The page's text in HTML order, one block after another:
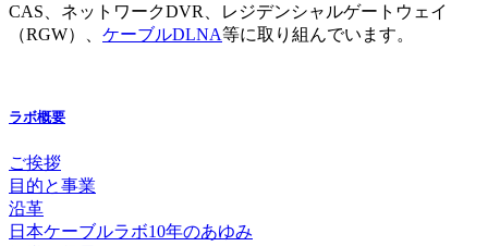
CAS、ネットワークDVR、レジデンシャルゲートウェイ
（RGW）、 ケーブルDLNA等に取り組んでいます。
ラボ概要
ご挨拶
目的と事業
沿革
日本ケーブルラボ10年のあゆみ